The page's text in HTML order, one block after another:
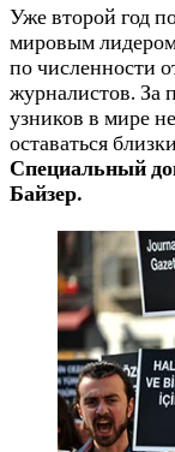
Уже второй год
мировым
по численности
журналистов. За
узников в мире
оставаться
Специальный
Байзер.